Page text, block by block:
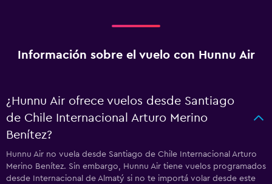
Información sobre el vuelo con Hunnu Air
¿Hunnu Air ofrece vuelos desde Santiago
de Chile Internacional Arturo Merino
Benítez?
Hunnu Air no vuela desde Santiago de Chile Internacional Arturo
Merino Benítez. Sin embargo, Hunnu Air tiene vuelos programados
desde Internacional de Almatý si no te importá volar desde este